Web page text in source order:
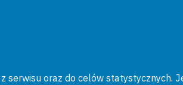
serwisu oraz do celów statystycznych.